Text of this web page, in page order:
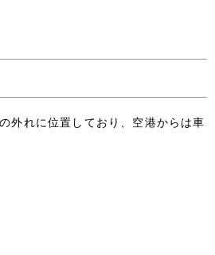
外れに位置しており、空港からは車